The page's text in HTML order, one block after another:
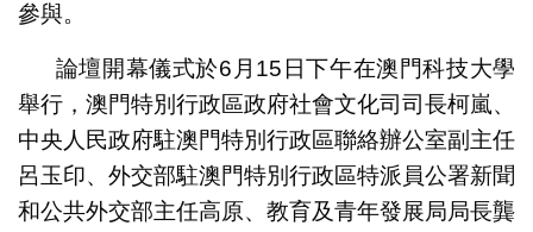
參與。
論壇開幕儀式於6月15日下午在澳門科技大學
舉行，澳門特別行政區政府社會文化司司長柯嵐、
中央人民政府駐澳門特別行政區聯絡辦公室副主任
呂玉印、外交部駐澳門特別行政區特派員公署新聞
和公共外交部主任高原、教育及青年發展局局長龔